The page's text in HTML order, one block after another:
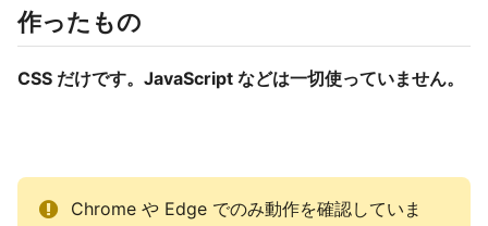
作ったもの
CSS だけです。JavaScript などは一切使っていません。
Chrome や Edge でのみ動作を確認していま